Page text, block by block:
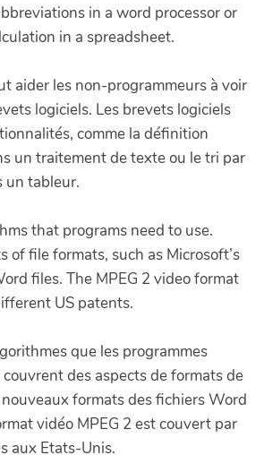
in a word processor or
in a spreadsheet.
aider les non-programmeurs à voir
logiciels. Les brevets logiciels
comme la définition
un traitement de texte ou le tri par
un tableur.
that programs need to use.
of file formats, such as Microsoft’s
files. The MPEG 2 video format
US patents.
que les programmes
des aspects de formats de
formats des fichiers Word
vidéo MPEG 2 est couvert par
aux Etats-Unis.